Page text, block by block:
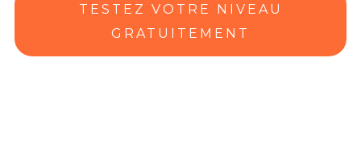
TESTEZ VOTRE NIVEAU
GRATUITEMENT